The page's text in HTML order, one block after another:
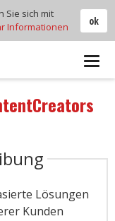
Lösungen
Kunden
ok
Sie sich mit
Informationen